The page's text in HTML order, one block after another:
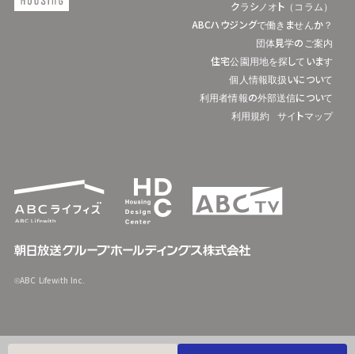
クラシノオト（コラム）
ABCハウジングで働きませんか？
団体見学のご案内
住宅公園用地を探しています
個人情報取扱いについて
利用者情報の外部送信について
利用規約
サイトマップ
©ABC Lifewith Inc.